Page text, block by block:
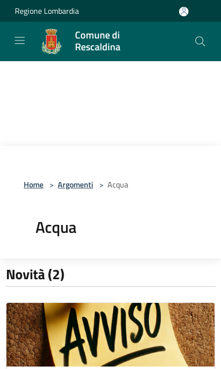
Salta al contenuto principale
Regione Lombardia
Comune di
Rescaldina
Home > Argomenti > Acqua
Acqua
Novità (2)